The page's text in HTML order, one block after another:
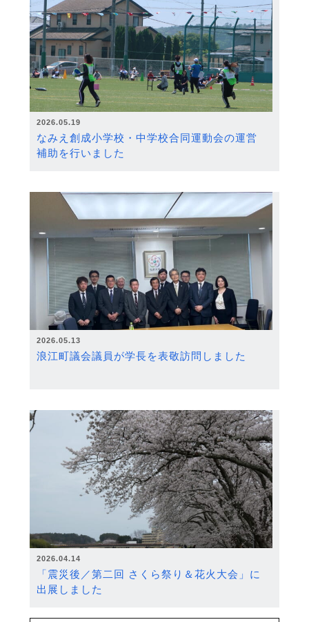
2026.05.19
なみえ創成小学校・中学校合同運動会の運営
補助を行いました
2026.05.13
浪江町議会議員が学長を表敬訪問しました
2026.04.14
「震災後／第二回 さくら祭り＆花火大会」に
出展しました